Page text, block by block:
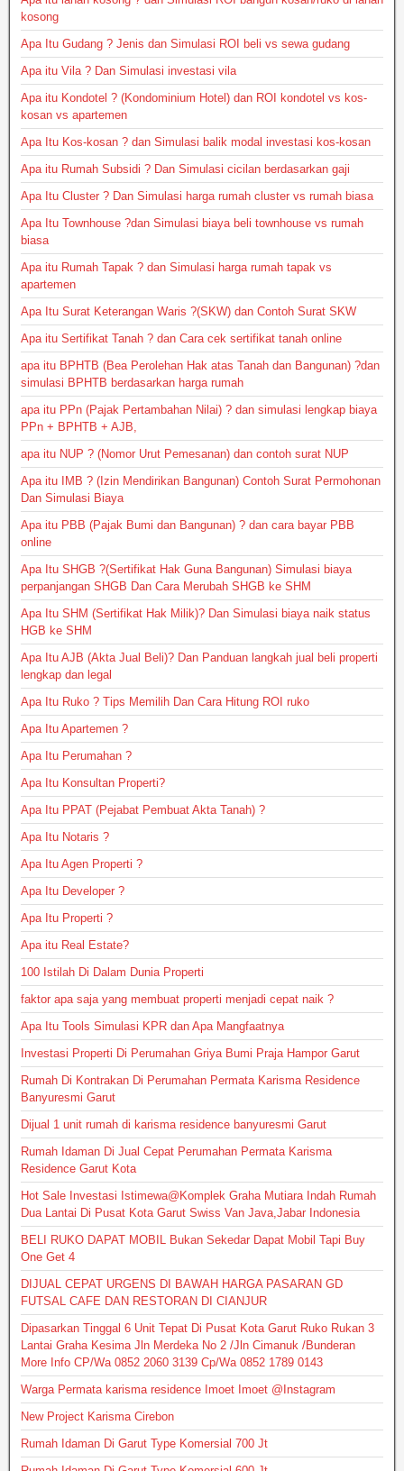
kosong
Apa Itu Gudang ? Jenis dan Simulasi ROI beli vs sewa gudang
Apa itu Vila ? Dan Simulasi investasi vila
Apa itu Kondotel ? (Kondominium Hotel) dan ROI kondotel vs kos-
kosan vs apartemen
Apa Itu Kos-kosan ? dan Simulasi balik modal investasi kos-kosan
Apa itu Rumah Subsidi ? Dan Simulasi cicilan berdasarkan gaji
Apa Itu Cluster ? Dan Simulasi harga rumah cluster vs rumah biasa
Apa Itu Townhouse ?dan Simulasi biaya beli townhouse vs rumah
biasa
Apa itu Rumah Tapak ? dan Simulasi harga rumah tapak vs
apartemen
Apa Itu Surat Keterangan Waris ?(SKW) dan Contoh Surat SKW
Apa itu Sertifikat Tanah ? dan Cara cek sertifikat tanah online
apa itu BPHTB (Bea Perolehan Hak atas Tanah dan Bangunan) ?dan
simulasi BPHTB berdasarkan harga rumah
apa itu PPn (Pajak Pertambahan Nilai) ? dan simulasi lengkap biaya
PPn + BPHTB + AJB,
apa itu NUP ? (Nomor Urut Pemesanan) dan contoh surat NUP
Apa itu IMB ? (Izin Mendirikan Bangunan) Contoh Surat Permohonan
Dan Simulasi Biaya
Apa itu PBB (Pajak Bumi dan Bangunan) ? dan cara bayar PBB
online
Apa Itu SHGB ?(Sertifikat Hak Guna Bangunan) Simulasi biaya
perpanjangan SHGB Dan Cara Merubah SHGB ke SHM
Apa Itu SHM (Sertifikat Hak Milik)? Dan Simulasi biaya naik status
HGB ke SHM
Apa Itu AJB (Akta Jual Beli)? Dan Panduan langkah jual beli properti
lengkap dan legal
Apa Itu Ruko ? Tips Memilih Dan Cara Hitung ROI ruko
Apa Itu Apartemen ?
Apa Itu Perumahan ?
Apa Itu Konsultan Properti?
Apa Itu PPAT (Pejabat Pembuat Akta Tanah) ?
Apa Itu Notaris ?
Apa Itu Agen Properti ?
Apa Itu Developer ?
Apa Itu Properti ?
Apa itu Real Estate?
100 Istilah Di Dalam Dunia Properti
faktor apa saja yang membuat properti menjadi cepat naik ?
Apa Itu Tools Simulasi KPR dan Apa Mangfaatnya
Investasi Properti Di Perumahan Griya Bumi Praja Hampor Garut
Rumah Di Kontrakan Di Perumahan Permata Karisma Residence
Banyuresmi Garut
Dijual 1 unit rumah di karisma residence banyuresmi Garut
Rumah Idaman Di Jual Cepat Perumahan Permata Karisma
Residence Garut Kota
Hot Sale Investasi Istimewa@Komplek Graha Mutiara Indah Rumah
Dua Lantai Di Pusat Kota Garut Swiss Van Java,Jabar Indonesia
BELI RUKO DAPAT MOBIL Bukan Sekedar Dapat Mobil Tapi Buy
One Get 4
DIJUAL CEPAT URGENS DI BAWAH HARGA PASARAN GD
FUTSAL CAFE DAN RESTORAN DI CIANJUR
Dipasarkan Tinggal 6 Unit Tepat Di Pusat Kota Garut Ruko Rukan 3
Lantai Graha Kesima Jln Merdeka No 2 /Jln Cimanuk /Bunderan
More Info CP/Wa 0852 2060 3139 Cp/Wa 0852 1789 0143
Warga Permata karisma residence Imoet Imoet @Instagram
New Project Karisma Cirebon
Rumah Idaman Di Garut Type Komersial 700 Jt